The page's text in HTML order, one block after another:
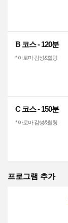
B 코스 - 120분
* 아로마 감성&힐링
C 코스 - 150분
* 아로마 감성&힐링
프로그램 추가